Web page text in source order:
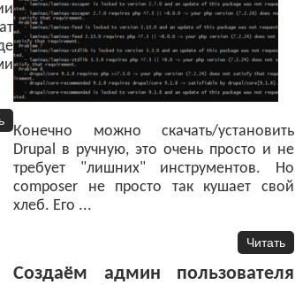
Конечно можно скачать/установить
Drupal в ручную, это очень просто и не
требует "лишних" инструментов. Но
composer не просто так кушает свой
хлеб. Его ...
Читать
Создаём админ пользователя